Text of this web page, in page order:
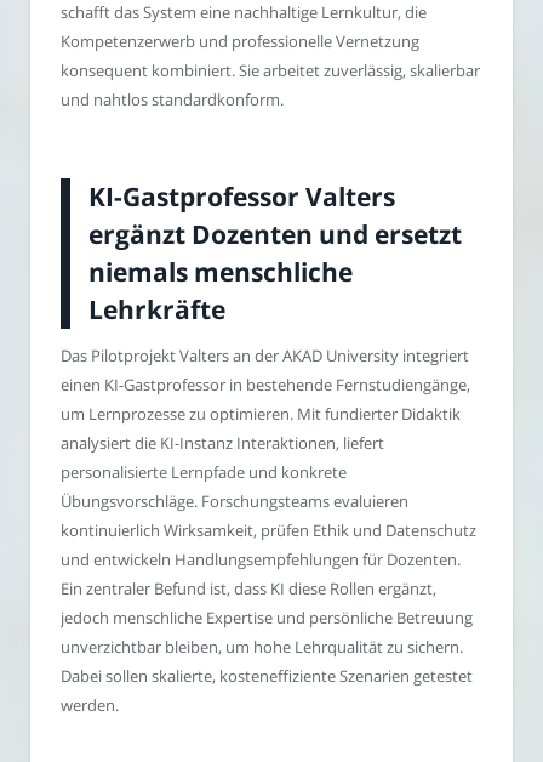
schafft das System eine nachhaltige Lernkultur, die
Kompetenzerwerb und professionelle Vernetzung
konsequent kombiniert. Sie arbeitet zuverlässig, skalierbar
und nahtlos standardkonform.
KI-Gastprofessor Valters
ergänzt Dozenten und ersetzt
niemals menschliche
Lehrkräfte
Das Pilotprojekt Valters an der AKAD University integriert
einen KI-Gastprofessor in bestehende Fernstudiengänge,
um Lernprozesse zu optimieren. Mit fundierter Didaktik
analysiert die KI-Instanz Interaktionen, liefert
personalisierte Lernpfade und konkrete
Übungsvorschläge. Forschungsteams evaluieren
kontinuierlich Wirksamkeit, prüfen Ethik und Datenschutz
und entwickeln Handlungsempfehlungen für Dozenten.
Ein zentraler Befund ist, dass KI diese Rollen ergänzt,
jedoch menschliche Expertise und persönliche Betreuung
unverzichtbar bleiben, um hohe Lehrqualität zu sichern.
Dabei sollen skalierte, kosteneffiziente Szenarien getestet
werden.